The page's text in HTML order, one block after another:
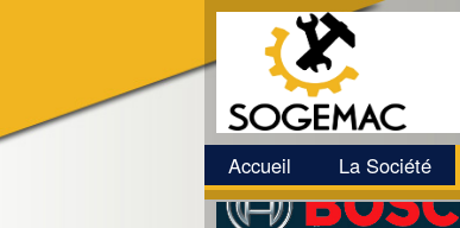
Accueil La Société